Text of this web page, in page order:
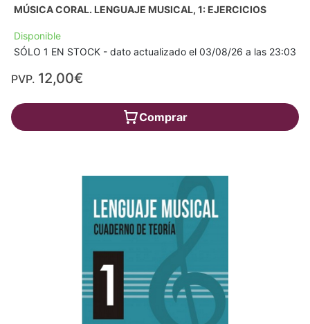
MÚSICA CORAL. LENGUAJE MUSICAL, 1: EJERCICIOS
Disponible
SÓLO 1 EN STOCK - dato actualizado el 03/08/26 a las 23:03
PVP. 12,00€
Comprar